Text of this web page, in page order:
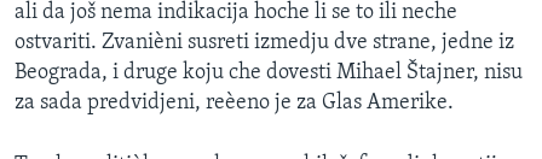
ali da još nema indikacija hoche li se to ili neche
ostvariti. Zvanièni susreti izmedju dve strane, jedne iz
Beograda, i druge koju che dovesti Mihael Štajner, nisu
za sada predvidjeni, reèeno je za Glas Amerike.